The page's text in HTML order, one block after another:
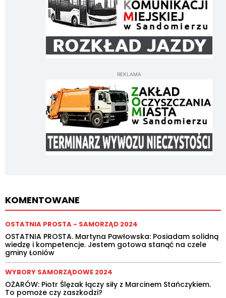
REKLAMA
KOMENTOWANE
OSTATNIA PROSTA - SAMORZĄD 2024
OSTATNIA PROSTA. Martyna Pawłowska: Posiadam solidną
wiedzę i kompetencje. Jestem gotowa stanąć na czele
gminy Łoniów
WYBORY SAMORZĄDOWE 2024
OŻARÓW: Piotr Ślęzak łączy siły z Marcinem Stańczykiem.
To pomoże czy zaszkodzi?